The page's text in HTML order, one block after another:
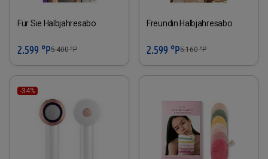
Für Sie Halbjahresabo
2.599 °P5.400°P
Freundin Halbjahresabo
2.599 °P5.160°P
-34%